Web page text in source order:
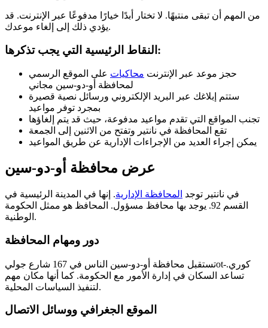
من المهم أن تبقى منتبهًا. لا تختار أبدًا خيارًا مدفوعًا عبر الإنترنت. قد
يؤدي ذلك إلى إلغاء موعدك.
النقاط الرئيسية التي يجب تذكرها:
حجز موعد عبر الإنترنت محاكيات على الموقع الرسمي
لمحافظة أو-دو-سين مجاني
ستتم إبلاغك عبر البريد الإلكتروني ورسائل نصية قصيرة
بمجرد توفر مواعيد
تجنب المواقع التي تقدم مواعيد مدفوعة، حيث قد يتم إلغاؤها
تقع المحافظة في نانتير وتفتح من الاثنين إلى الجمعة
يمكن إجراء العديد من الإجراءات الإدارية عن طريق المواعيد
عرض محافظة أو-دو-سين
في نانتير توجد المحافظة الإدارية. إنها في المدينة الرئيسية في
القسم 92. يوجد بها محافظ مسؤول. المحافظ هو ممثل الحكومة
الوطنية.
دور ومهام المحافظة
تستقبل محافظة أو-دو-سين الناس في 167 شارع جوليot-كوري.
تساعد السكان في إدارة الأمور مع الحكومة. كما أنها مكان مهم
لتنفيذ السياسات المحلية.
الموقع الجغرافي ووسائل الاتصال